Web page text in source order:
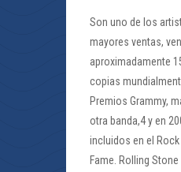
Son uno de los
mayores ventas,
aproximadamente
copias
Premios Grammy,
otra banda,4 y en
incluidos en el
Fame. Rolling